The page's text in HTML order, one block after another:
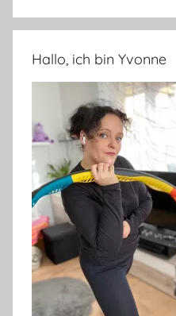
Hallo, ich bin Yvonne